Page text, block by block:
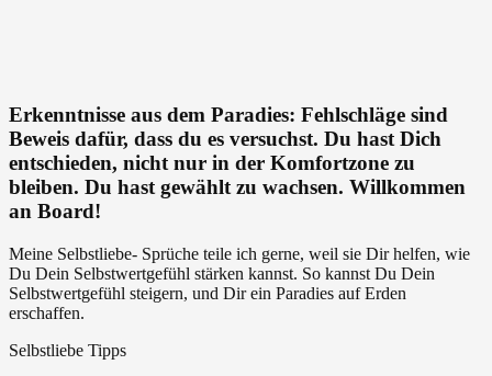
Freiheit
–
kein
Egoismus
Erkenntnisse aus dem Paradies: Fehlschläge sind
Beweis dafür, dass du es versuchst. Du hast Dich
entschieden, nicht nur in der Komfortzone zu
bleiben. Du hast gewählt zu wachsen. Willkommen
an Board!
Meine Selbstliebe- Sprüche teile ich gerne, weil sie Dir helfen, wie
Du Dein Selbstwertgefühl stärken kannst. So kannst Du Dein
Selbstwertgefühl steigern, und Dir ein Paradies auf Erden
erschaffen.
Selbstliebe Tipps